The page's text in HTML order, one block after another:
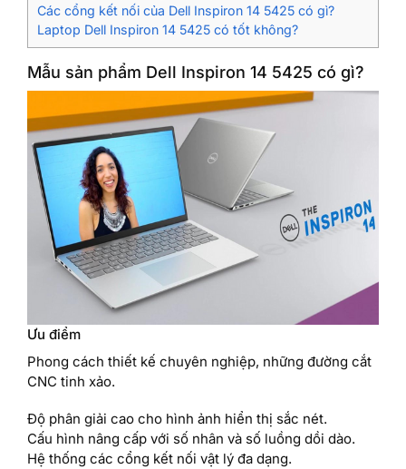
Các cổng kết nối của Dell Inspiron 14 5425 có gì?
Laptop Dell Inspiron 14 5425 có tốt không?
Mẫu sản phẩm Dell Inspiron 14 5425 có gì?
Ưu điểm
Phong cách thiết kế chuyên nghiệp, những đường cắt
CNC tinh xảo.
Độ phân giải cao cho hình ảnh hiển thị sắc nét.
Cấu hình nâng cấp với số nhân và số luồng dồi dào.
Hệ thống các cổng kết nối vật lý đa dạng.